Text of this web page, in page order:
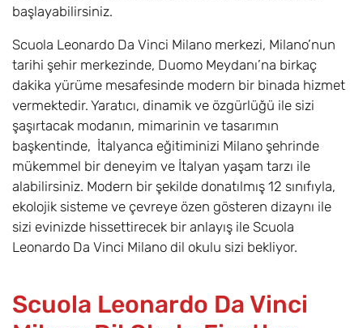
başlayabilirsiniz.
Scuola Leonardo Da Vinci Milano merkezi, Milano’nun
tarihi şehir merkezinde, Duomo Meydanı’na birkaç
dakika yürüme mesafesinde modern bir binada hizmet
vermektedir. Yaratıcı, dinamik ve özgürlüğü ile sizi
şaşırtacak modanın, mimarinin ve tasarımın
başkentinde, İtalyanca eğitiminizi Milano şehrinde
mükemmel bir deneyim ve İtalyan yaşam tarzı ile
alabilirsiniz. Modern bir şekilde donatılmış 12 sınıfıyla,
ekolojik sisteme ve çevreye özen gösteren dizaynı ile
sizi evinizde hissettirecek bir anlayış ile Scuola
Leonardo Da Vinci Milano dil okulu sizi bekliyor.
Scuola Leonardo Da Vinci